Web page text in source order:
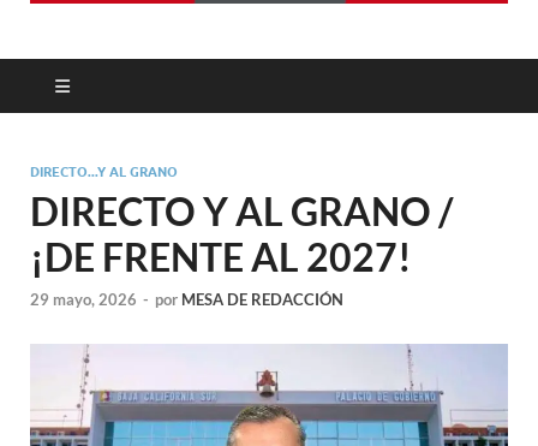
DIRECTO...Y AL GRANO
DIRECTO Y AL GRANO /
¡DE FRENTE AL 2027!
29 mayo, 2026 - por MESA DE REDACCIÓN